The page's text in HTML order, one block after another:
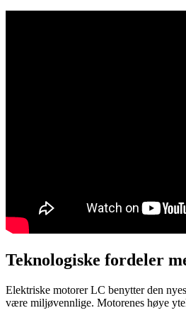
Teknologiske fordeler
Elektriske motorer LC benytter den
være miljøvennlige. Motorenes høye